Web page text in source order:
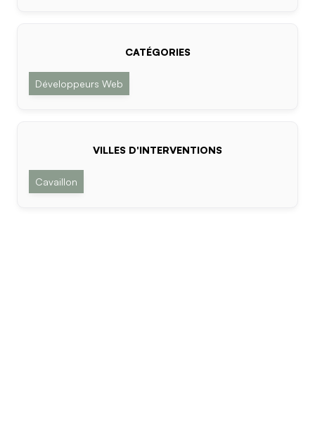
CATÉGORIES
Développeurs Web
VILLES D'INTERVENTIONS
Cavaillon